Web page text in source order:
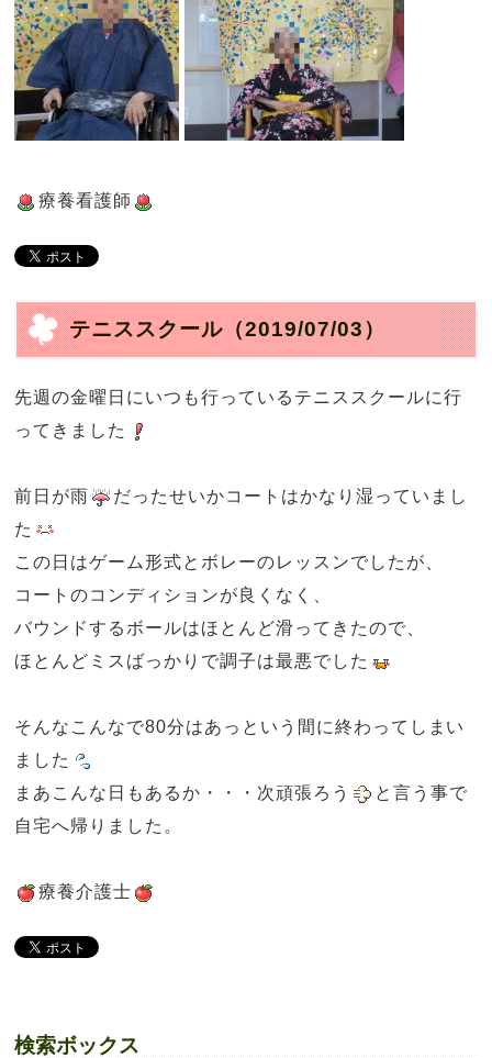
療養看護師
テニススクール （2019/07/03）
先週の金曜日にいつも行っているテニススクールに行
ってきました
前日が雨
だったせいかコートはかなり湿っていまし
た
この日はゲーム形式とボレーのレッスンでしたが、
コートのコンディションが良くなく、
バウンドするボールはほとんど滑ってきたので、
ほとんどミスばっかりで調子は最悪でした
そんなこんなで80分はあっという間に終わってしまい
ました
まあこんな日もあるか・・・次頑張ろう
と言う事で
自宅へ帰りました。
療養介護士
検索ボックス